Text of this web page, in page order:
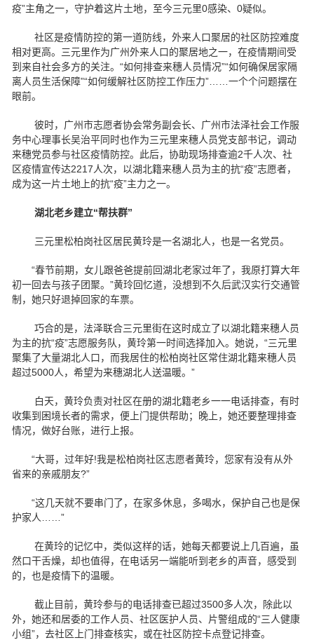
疫”主角之一，守护着这片土地，至今三元里0感染、0疑似。
社区是疫情防控的第一道防线，外来人口聚居的社区防控难度
相对更高。三元里作为广州外来人口的聚居地之一，在疫情期间受
到来自社会多方的关注。“如何排查来穗人员情况”“如何确保居家隔
离人员生活保障”“如何缓解社区防控工作压力”……一个个问题摆在
眼前。
彼时，广州市志愿者协会常务副会长、广州市法泽社会工作服
务中心理事长吴治平同时也作为三元里来穗人员党支部书记，调动
来穗党员参与社区疫情防控。此后，协助现场排查逾2千人次、社
区疫情宣传达2217人次，以湖北籍来穗人员为主的抗“疫”志愿者，
成为这一片土地上的抗“疫”主力之一。
湖北老乡建立“帮扶群”
三元里松柏岗社区居民黄玲是一名湖北人，也是一名党员。
“春节前期，女儿跟爸爸提前回湖北老家过年了，我原打算大年
初一回去与孩子团聚。”黄玲回忆道，没想到不久后武汉实行交通管
制，她只好退掉回家的车票。
巧合的是，法泽联合三元里街在这时成立了以湖北籍来穗人员
为主的抗“疫”志愿服务队，黄玲第一时间选择加入。她说，“三元里
聚集了大量湖北人口，而我居住的松柏岗社区常住湖北籍来穗人员
超过5000人，希望为来穗湖北人送温暖。”
白天，黄玲负责对社区在册的湖北籍老乡一一电话排查，有时
收集到困境长者的需求，便上门提供帮助；晚上，她还要整理排查
情况，做好台账，进行上报。
“大哥，过年好!我是松柏岗社区志愿者黄玲，您家有没有从外
省来的亲戚朋友?”
“这几天就不要串门了，在家多休息，多喝水，保护自己也是保
护家人……”
在黄玲的记忆中，类似这样的话，她每天都要说上几百遍，虽
然口干舌燥，却也值得，在电话另一端能听到老乡的声音，感受到
的，也是疫情下的温暖。
截止目前，黄玲参与的电话排查已超过3500多人次，除此以
外，她还和居委的工作人员、社区医护人员、片警组成的“三人健康
小组”，去社区上门排查核实，或在社区防控卡点登记排查。